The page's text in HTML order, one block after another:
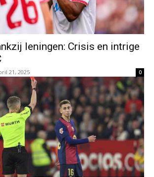
leningen: Crisis en intrige
21, 2025 0